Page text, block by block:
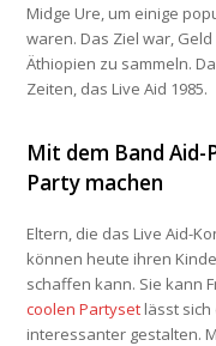
Midge Ure, um einige
waren. Das Ziel war,
Äthiopien zu sammeln.
Zeiten, das Live Aid 1985.
Mit dem Band
Party machen
Eltern, die das Live Aid-
können heute ihren
schaffen kann. Sie kann
coolen Partyset lässt
interessanter gestalten.